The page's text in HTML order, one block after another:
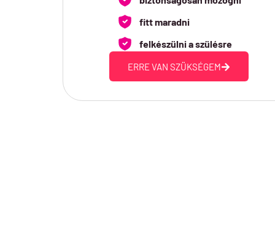
fitt maradni
felkészülni a szülésre
ERRE VAN SZÜKSÉGEM